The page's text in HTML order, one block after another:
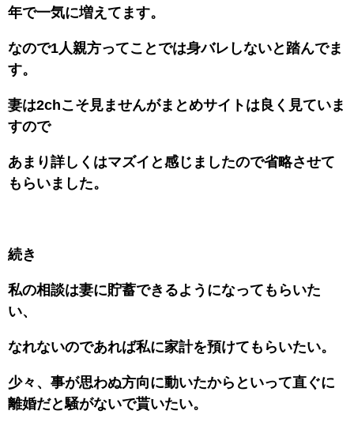
年で一気に増えてます。
なので1人親方ってことでは身バレしないと踏んでま
す。
妻は2chこそ見ませんがまとめサイトは良く見ていま
すので
あまり詳しくはマズイと感じましたので省略させて
もらいました。
続き
私の相談は妻に貯蓄できるようになってもらいた
い、
なれないのであれば私に家計を預けてもらいたい。
少々、事が思わぬ方向に動いたからといって直ぐに
離婚だと騒がないで貰いたい。